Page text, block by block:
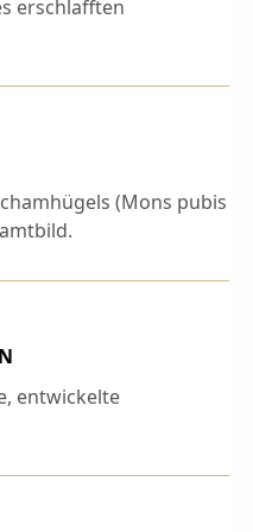
erschlafften
(Mons pubis
entwickelte